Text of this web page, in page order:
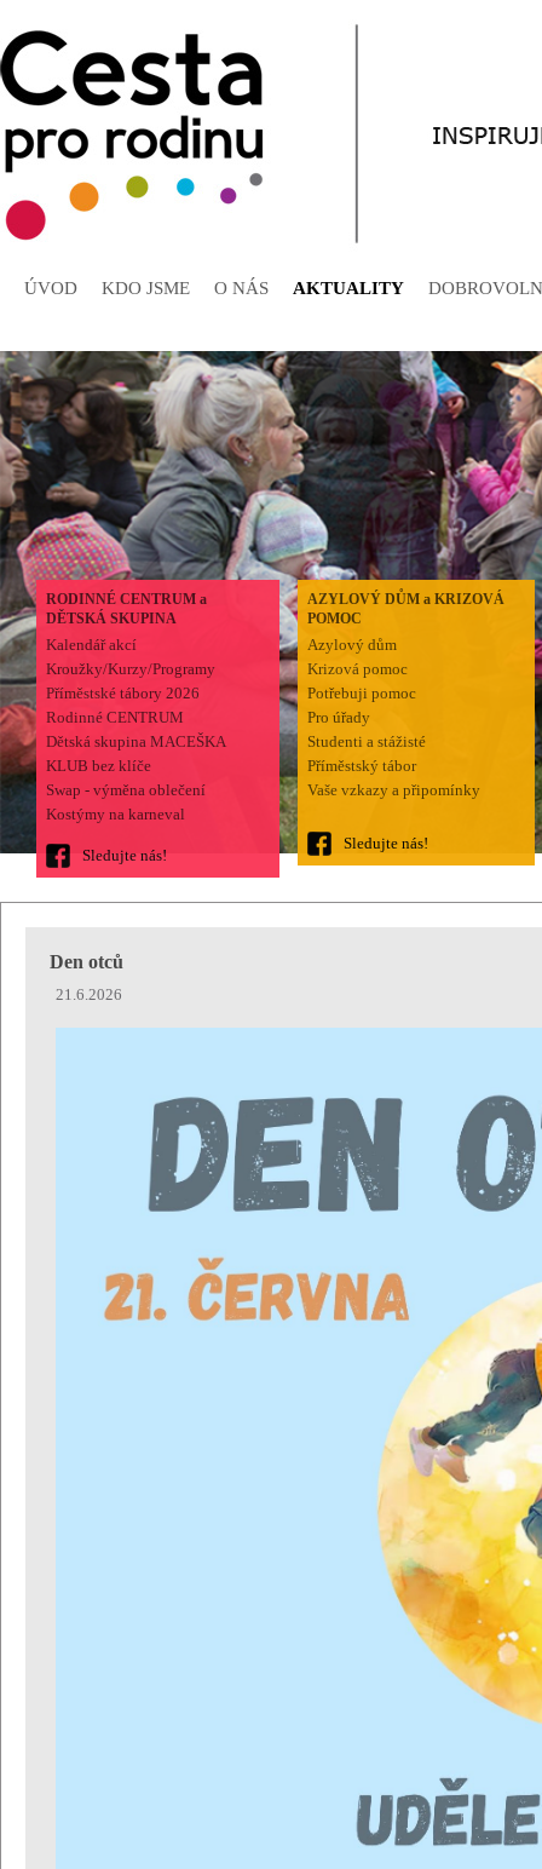
ÚVOD KDO JSME O NÁS AKTUALITY
RODINNÉ CENTRUM a
DĚTSKÁ SKUPINA
Kalendář akcí
Kroužky/Kurzy/Programy
Příměstské tábory 2026
Rodinné CENTRUM
Dětská skupina MACEŠKA
KLUB bez klíče
Swap - výměna oblečení
Kostýmy na karneval
Sledujte nás!
AZYLOVÝ DŮM a KRIZOVÁ
POMOC
Azylový dům
Krizová pomoc
Potřebuji pomoc
Pro úřady
Studenti a stážisté
Příměstský tábor
Vaše vzkazy a připomínky
Sledujte nás!
Den otců
21.6.2026